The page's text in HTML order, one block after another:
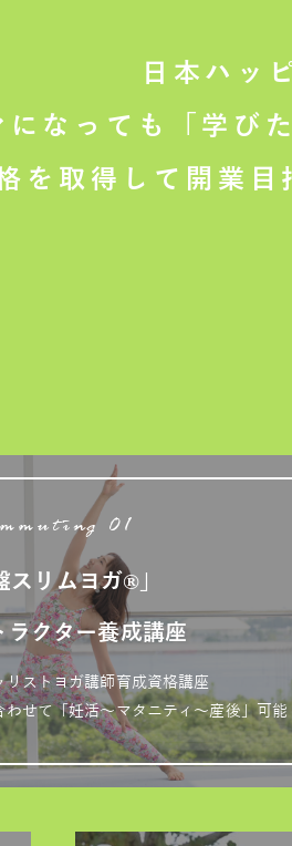
日本ハッ
になっても「学びた
を取得して開業目
01
スリムヨガ®」
ラクター養成講座
リストヨガ講師育成資格講座
せて「妊活～マタニティ～産後」可能